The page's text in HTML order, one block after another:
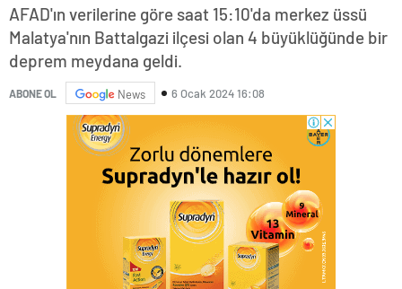
AFAD'ın verilerine göre saat 15:10'da merkez üssü
Malatya'nın Battalgazi ilçesi olan 4 büyüklüğünde bir
deprem meydana geldi.
ABONE OL News 6 Ocak 2024 16:08